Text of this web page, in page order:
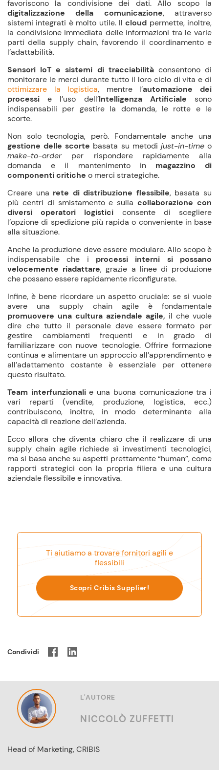
favoriscono la condivisione dei dati. Allo scopo la
digitalizzazione della comunicazione, attraverso
sistemi integrati è molto utile. Ilcloud permette, inoltre,
la condivisione immediata delle informazioni tra le varie
parti della supply chain, favorendo il coordinamento e
l’adattabilità.
Sensori IoT e sistemi di tracciabilitàconsentono di
monitorare le merci durante tutto il loro ciclo di vita e di
ottimizzare la logistica, mentre l’automazione dei
processie l’uso dell’Intelligenza Artificialesono
indispensabili per gestire la domanda, le rotte e le
scorte.
Non solo tecnologia, però. Fondamentale anche una
gestione delle scorte basata su metodi just-in-timeo
make-to-order per rispondere rapidamente alla
domanda e il mantenimento in magazzino di
componenti critiche o merci strategiche.
Creare una rete di distribuzione flessibile, basata su
più centri di smistamento e sullacollaborazione con
diversi operatori logistici consente di scegliere
l’opzione di spedizione più rapida o conveniente in base
alla situazione.
Anche la produzione deve essere modulare. Allo scopo è
indispensabile che i processi interni si possano
velocemente riadattare, grazie a linee di produzione
che possano essere rapidamente riconfigurate.
Infine, è bene ricordare un aspetto cruciale: se si vuole
avere una supply chain agile è fondamentale
promuovere una cultura aziendale agile, il che vuole
dire che tutto il personale deve essere formato per
gestire cambiamenti frequenti e in grado di
familiarizzare con nuove tecnologie. Offrire formazione
continua e alimentare un approccio all’apprendimento e
all’adattamento costante è essenziale per ottenere
questo risultato.
Team interfunzionalie una buona comunicazione tra i
vari reparti (vendite, produzione, logistica, ecc.)
contribuiscono, inoltre, in modo determinante alla
capacità di reazione dell’azienda.
Ecco allora che diventa chiaro che il realizzare di una
supply chain agile richiede sì investimenti tecnologici,
ma si basa anche su aspetti prettamente “human”, come
rapporti strategici con la propria filiera e una cultura
aziendale flessibile e innovativa.
Ti aiutiamo a trovare fornitori agili e
flessibili
Scopri Cribis Supplier!
Condividi
L'AUTORE
NICCOLÒ ZUFFETTI
Head of Marketing, CRIBIS